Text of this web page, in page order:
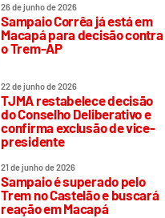
26 de junho de 2026
Sampaio Corrêa já está em
Macapá para decisão contra
o Trem-AP
22 de junho de 2026
TJMA restabelece decisão
do Conselho Deliberativo e
confirma exclusão de vice-
presidente
21 de junho de 2026
Sampaio é superado pelo
Trem no Castelão e buscará
reação em Macapá